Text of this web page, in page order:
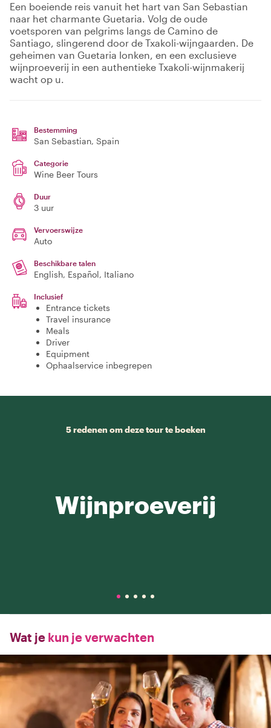
Een boeiende reis vanuit het hart van San Sebastian
naar het charmante Guetaria. Volg de oude
voetsporen van pelgrims langs de Camino de
Santiago, slingerend door de Txakoli-wijngaarden. De
geheimen van Guetaria lonken, en een exclusieve
wijnproeverij in een authentieke Txakoli-wijnmakerij
wacht op u.
Bestemming
San Sebastian, Spain
Categorie
Wine Beer Tours
Duur
3 uur
Vervoerswijze
Auto
Beschikbare talen
English, Español, Italiano
Inclusief
Entrance tickets
Travel insurance
Meals
Driver
Equipment
Ophaalservice inbegrepen
5 redenen om deze tour te boeken
Wijnproeverij
Wat je kun je verwachten